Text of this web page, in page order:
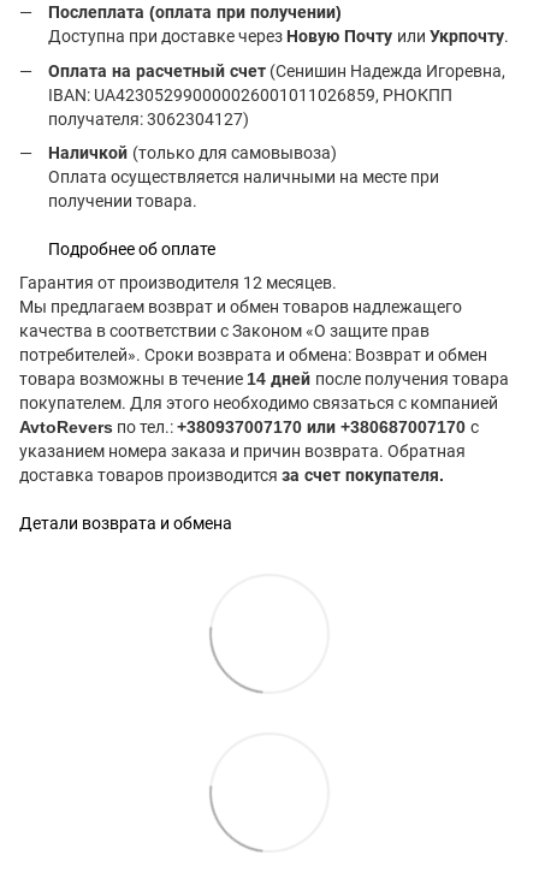
Послеплата (оплата при получении)
Доступна при доставке через Новую Почту или Укрпочту.
Оплата на расчетный счет (Сенишин Надежда Игоревна,
IBAN: UA423052990000026001011026859, РНОКПП
получателя: 3062304127)
Наличкой (только для самовывоза)
Оплата осуществляется наличными на месте при
получении товара.
Подробнее об оплате
Гарантия от производителя 12 месяцев.
Мы предлагаем возврат и обмен товаров надлежащего
качества в соответствии с Законом «О защите прав
потребителей». Сроки возврата и обмена: Возврат и обмен
товара возможны в течение14 дней после получения товара
покупателем. Для этого необходимо связаться с компанией
AvtoRevers по тел.:+380937007170 или +380687007170 с
указанием номера заказа и причин возврата. Обратная
доставка товаров производится за счет покупателя.
Детали возврата и обмена